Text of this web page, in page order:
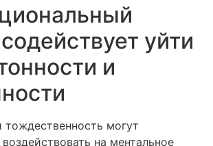
уйти
и
могут
на ментальное